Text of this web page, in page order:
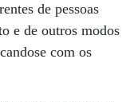
de pessoas
e de outros modos
com os